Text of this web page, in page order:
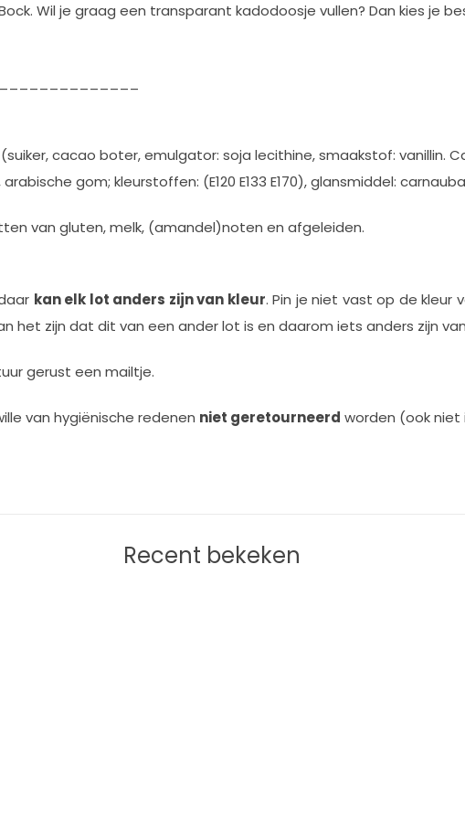
Wil je graag een transparant kadodoosje vullen? Dan kies je
cacao boter, emulgator: soja lecithine, smaakstof: vanillin.
gom; kleurstoffen: (E120 E133 E170), glansmiddel:
van gluten, melk, (amandel)noten en afgeleiden.
kan elk lot anders zijn van kleur. Pin je niet vast op de kleur
het zijn dat dit van een ander lot is en daarom iets anders zijn
gerust een mailtje.
van hygiënische redenen niet geretourneerd worden (ook niet
Recent bekeken